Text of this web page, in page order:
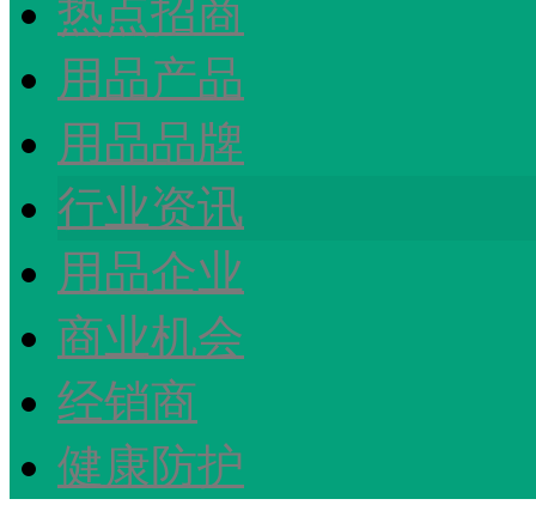
热点招商
用品产品
用品品牌
行业资讯
用品企业
商业机会
经销商
健康防护